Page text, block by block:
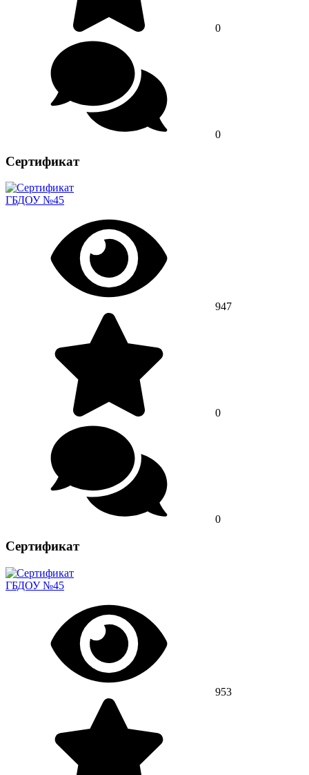
0
0
Сертификат
ГБДОУ №45
947
0
0
Сертификат
ГБДОУ №45
953